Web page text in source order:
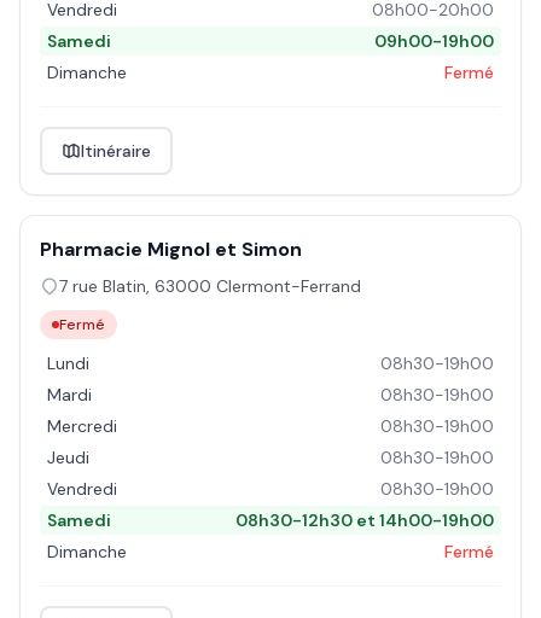
Vendredi
08h00-20h00
Samedi
09h00-19h00
Dimanche
Fermé
Itinéraire
Pharmacie Mignol et Simon
7 rue Blatin, 63000 Clermont-Ferrand
Fermé
Lundi
08h30-19h00
Mardi
08h30-19h00
Mercredi
08h30-19h00
Jeudi
08h30-19h00
Vendredi
08h30-19h00
Samedi
08h30-12h30 et 14h00-19h00
Dimanche
Fermé